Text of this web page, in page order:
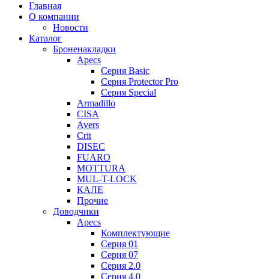
Главная
О компании
Новости
Каталог
Броненакладки
Apecs
Серия Basic
Серия Protector Pro
Серия Special
Armadillo
CISA
Avers
Crit
DISEC
FUARO
MOTTURA
MUL-T-LOCK
КАЛЕ
Прочие
Доводчики
Apecs
Комплектующие
Серия 01
Серия 07
Серия 2.0
Серия 4.0